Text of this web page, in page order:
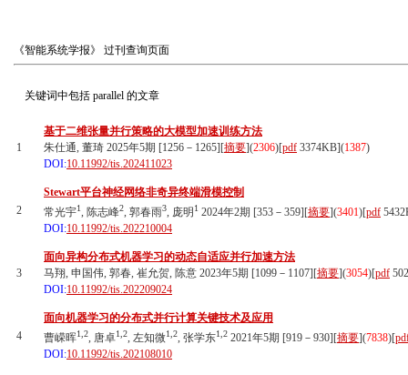
《智能系统学报》 过刊查询页面
关键词中包括 parallel 的文章
1
基于二维张量并行策略的大模型加速训练方法
朱仕通, 董琦 2025年5期 [1256－1265][摘要](2306)[pdf 3374KB](1387)
DOI:10.11992/tis.202411023
2
Stewart平台神经网络非奇异终端滑模控制
常光宇1, 陈志峰2, 郭春雨3, 庞明 1 2024年2期 [353－359][摘要](3401)[pdf
DOI:10.11992/tis.202210004
3
面向异构分布式机器学习的动态自适应并行加速方法
马翔, 申国伟, 郭春, 崔允贺, 陈意 2023年5期 [1099－1107][摘要](3054)[pdf
DOI:10.11992/tis.202209024
4
面向机器学习的分布式并行计算关键技术及应用
曹嵘晖1,2, 唐卓1,2, 左知微1,2, 张学东1,2 2021年5期 [919－930][摘要](7838)[
DOI:10.11992/tis.202108010